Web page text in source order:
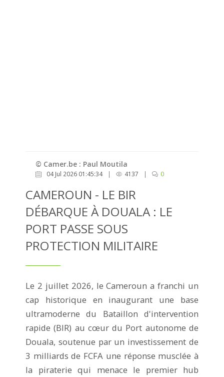
© Camer.be : Paul Moutila
04 Jul 2026 01:45:34 | 4137 | 0
CAMEROUN - LE BIR
DÉBARQUE À DOUALA : LE
PORT PASSE SOUS
PROTECTION MILITAIRE
Le 2 juillet 2026, le Cameroun a franchi un
cap historique en inaugurant une base
ultramoderne du Bataillon d'intervention
rapide (BIR) au cœur du Port autonome de
Douala, soutenue par un investissement de
3 milliards de FCFA une réponse musclée à
la piraterie qui menace le premier hub